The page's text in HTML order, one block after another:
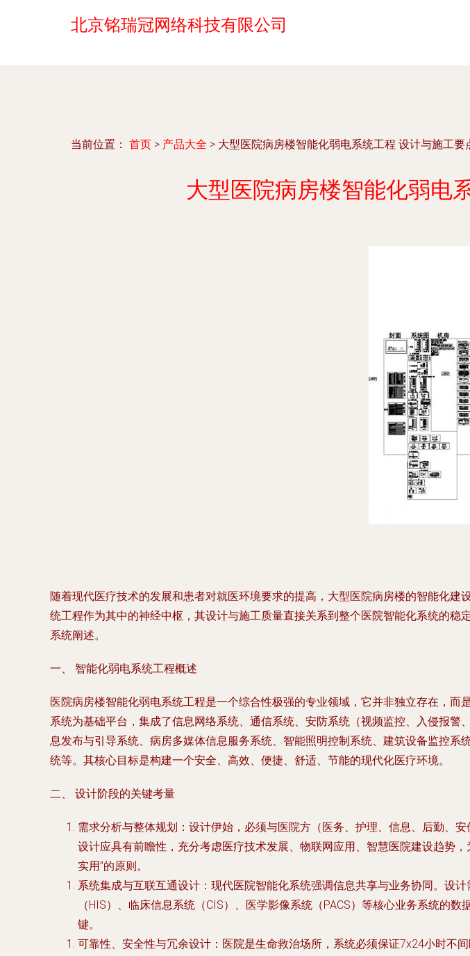
北京铭瑞冠网络科技有限公司
当前位置： 首页 > 产品大全 > 大型医院病房楼智能化弱电系统工程 设计与施工要
大型医院病房楼智能化弱电
随着现代医疗技术的发展和患者对就医环境要求的提高，大型医院病房楼的智能化
统工程作为其中的神经中枢，其设计与施工质量直接关系到整个医院智能化系统的
系统阐述。
一、 智能化弱电系统工程概述
医院病房楼智能化弱电系统工程是一个综合性极强的专业领域，它并非独立存在，
系统为基础平台，集成了信息网络系统、通信系统、安防系统（视频监控、入侵报
息发布与引导系统、病房多媒体信息服务系统、智能照明控制系统、建筑设备监控
统等。其核心目标是构建一个安全、高效、便捷、舒适、节能的现代化医疗环境。
二、 设计阶段的关键考量
需求分析与整体规划 ：设计伊始，必须与医院方（医务、护理、信息、后勤、
设计应具有前瞻性，充分考虑医疗技术发展、物联网应用、智慧医院建设趋势
实用”的原则。
系统集成与互联互通设计 ：现代医院智能化系统强调信息共享与业务协同。设
（HIS）、临床信息系统（CIS）、医学影像系统（PACS）等核心业务系统的
键。
可靠性、安全性与冗余设计 ：医院是生命救治场所，系统必须保证7x24小时不